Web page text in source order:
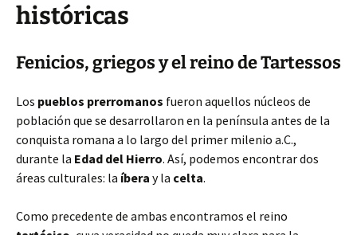
históricas
Fenicios, griegos y el reino de Tartessos
Los pueblos prerromanos fueron aquellos núcleos de
población que se desarrollaron en la península antes de la
conquista romana a lo largo del primer milenio a.C.,
durante la Edad del Hierro. Así, podemos encontrar dos
áreas culturales: la íbera y la celta.
Como precedente de ambas encontramos el reino